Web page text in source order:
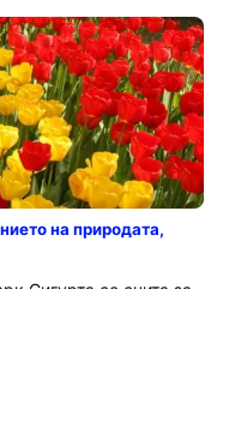
на природата,
Сигурта се счита за